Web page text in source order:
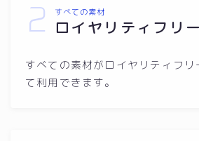
2 すべての素材
ロイヤリティフリー
すべての素材がロイヤリティフリ
て利用できます。